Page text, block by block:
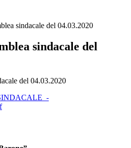
sindacale del 04.03.2020
sindacale del
del 04.03.2020